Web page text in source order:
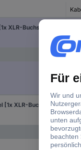
Cordial ED 0,5 FM XLR Verbindungskabel [1x XLR-Buchse 3 polig - 1x XLR-Stecker 3 polig] 0.50 m Schwarz